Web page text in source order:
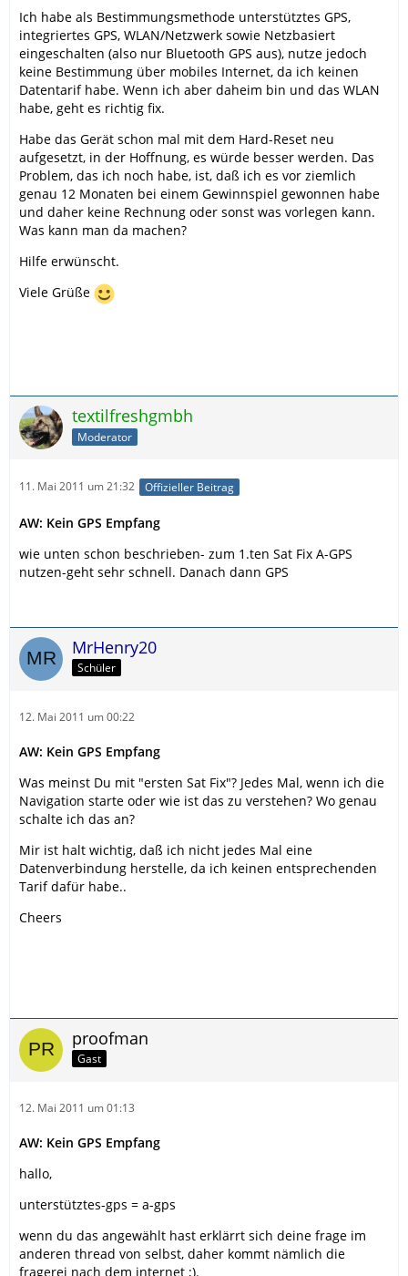
Ich habe als Bestimmungsmethode unterstütztes GPS,
integriertes GPS, WLAN/Netzwerk sowie Netzbasiert
eingeschalten (also nur Bluetooth GPS aus), nutze jedoch
keine Bestimmung über mobiles Internet, da ich keinen
Datentarif habe. Wenn ich aber daheim bin und das WLAN
habe, geht es richtig fix.
Habe das Gerät schon mal mit dem Hard-Reset neu
aufgesetzt, in der Hoffnung, es würde besser werden. Das
Problem, das ich noch habe, ist, daß ich es vor ziemlich
genau 12 Monaten bei einem Gewinnspiel gewonnen habe
und daher keine Rechnung oder sonst was vorlegen kann.
Was kann man da machen?
Hilfe erwünscht.
Viele Grüße
textilfreshgmbh
Moderator
11. Mai 2011 um 21:32 Offizieller Beitrag
AW: Kein GPS Empfang
wie unten schon beschrieben- zum 1.ten Sat Fix A-GPS
nutzen-geht sehr schnell. Danach dann GPS
MrHenry20
Schüler
12. Mai 2011 um 00:22
AW: Kein GPS Empfang
Was meinst Du mit "ersten Sat Fix"? Jedes Mal, wenn ich die
Navigation starte oder wie ist das zu verstehen? Wo genau
schalte ich das an?
Mir ist halt wichtig, daß ich nicht jedes Mal eine
Datenverbindung herstelle, da ich keinen entsprechenden
Tarif dafür habe..
Cheers
proofman
Gast
12. Mai 2011 um 01:13
AW: Kein GPS Empfang
hallo,
unterstütztes-gps = a-gps
wenn du das angewählt hast erklärrt sich deine frage im
anderen thread von selbst, daher kommt nämlich die
fragerei nach dem internet ;).